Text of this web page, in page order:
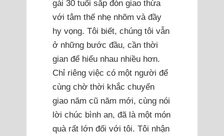
gái 30 tuổi sắp đón giao thừa
với tâm thế nhẹ nhõm và đầy
hy vọng. Tôi biết, chúng tôi vẫn
ở những bước đầu, cần thời
gian để hiểu nhau nhiều hơn.
Chỉ riêng việc có một người để
cùng chờ thời khắc chuyển
giao năm cũ năm mới, cùng nói
lời chúc bình an, đã là một món
quà rất lớn đối với tôi. Tôi nhận